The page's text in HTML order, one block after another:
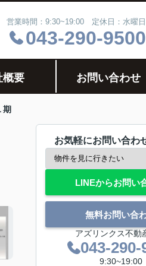
営業時間：9:30~19:00 定休日：水曜日
043-290-9500
概要 お問い合わせ
期
お気軽にお問い合わ
LINEからお問い
無料お問い合
アズリンクス不動
043-290-
9:30~19:00